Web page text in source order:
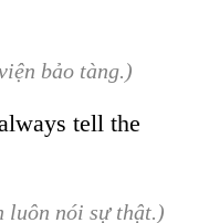
bảo tàng.)
tell the
luôn nói sự thật.)